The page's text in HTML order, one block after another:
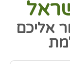
אליכם